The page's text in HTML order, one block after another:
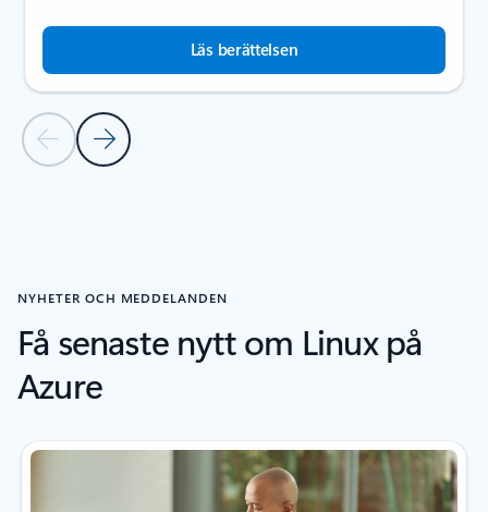
Föregående bild
Nästa bild
Läs berättelsen
NYHETER OCH MEDDELANDEN
Få senaste nytt om Linux på
Azure